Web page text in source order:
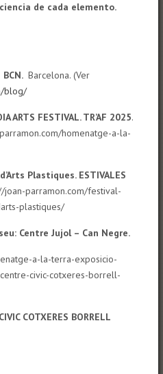
de cada elemento.
Barcelona. (Ver
blog/
ARTS FESTIVAL. TR’AF 2025.
homenatge-a-la-
Plastiques. ESTIVALES
joan-parramon.com/festival-
plastiques/
Centre Jujol – Can Negre.
a-la-terra-exposicio-
civic-cotxeres-borrell-
COTXERES BORRELL